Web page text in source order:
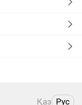
Қаз Рус